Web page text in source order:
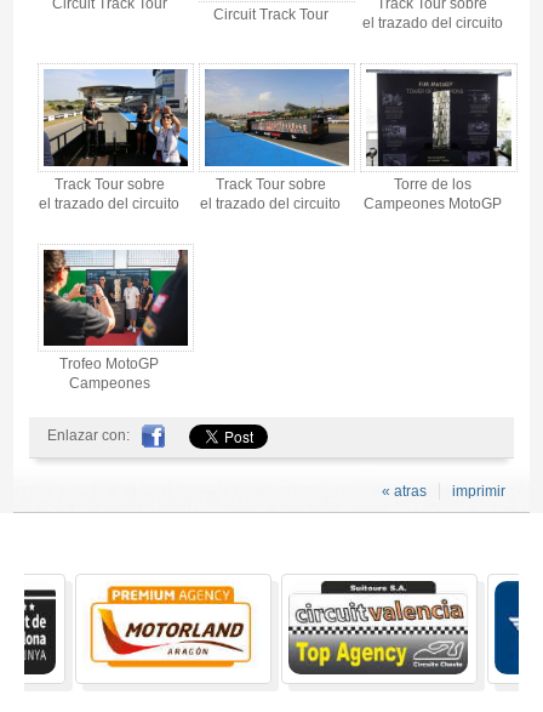
Circuit Track Tour
Track Tour sobre
el trazado del circuito
Track Tour sobre
el trazado del circuito
Track Tour sobre
el trazado del circuito
Torre de los
Campeones MotoGP
Trofeo MotoGP
Campeones
Enlazar con:
imprimir
« atras